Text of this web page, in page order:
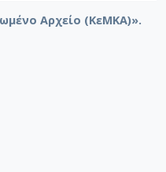
Αρχείο (ΚεΜΚΑ)».